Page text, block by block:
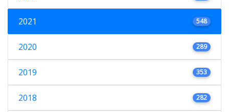
2021 548
2020 289
2019 353
2018 282